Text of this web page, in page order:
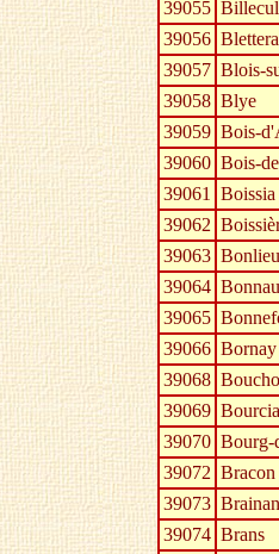
39055 Billecul
39056
39057 Blois-
39058 Blye
39059 Bois-
39060 Bois-
39061 Boissia
39062
39063 Bonlieu
39064
39065
39066 Bornay
39068
39069 Bourcia
39070 Bourg-
39072 Bracon
39073
39074 Brans